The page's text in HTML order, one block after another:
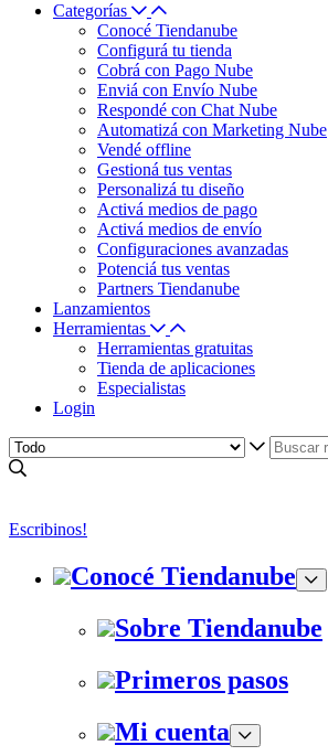
Categorías
Conocé Tiendanube
Configurá tu tienda
Cobrá con Pago Nube
Enviá con Envío Nube
Respondé con Chat Nube
Automatizá con Marketing Nube
Vendé offline
Gestioná tus ventas
Personalizá tu diseño
Activá medios de pago
Activá medios de envío
Configuraciones avanzadas
Potenciá tus ventas
Partners Tiendanube
Lanzamientos
Herramientas
Herramientas gratuitas
Tienda de aplicaciones
Especialistas
Login
Escribinos!
Conocé Tiendanube
Sobre Tiendanube
Primeros pasos
Mi cuenta